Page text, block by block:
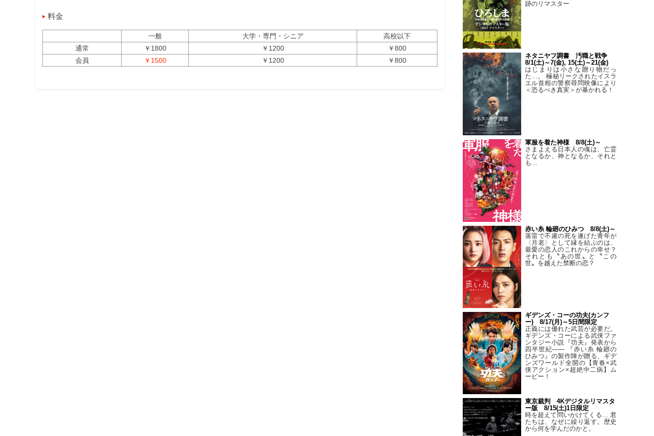
料金
一般 大学・専門・シニア
高校以下
通常
￥1800 ￥1200
￥800
会員
￥1500 ￥1200 ￥800
跡のリマスター
ネタニヤフ調書 汚職と戦争
8/1(土)～7(金), 15(土)～21(金)
はじまりは小さな贈り物だっ
た…。 極秘リークされたイスラ
エル首相の警察尋問映像により
＜恐るべき真実＞が暴かれる！
軍服を着た神様 8/8(土)～
さまよえる日本人の魂は、亡霊
となるか、神となるか、それと
も…
赤い糸 輪廻のひみつ 8/8(土)～
落雷で不慮の死を遂げた青年が
〈月老〉として縁を結ぶのは、
最愛の恋人のこれからの幸せ？
それとも〝あの世〟と〝この
世〟を越えた禁断の恋？
ギデンズ・コーの功夫(カンフ
ー) 8/17(月)～5日間限定
正義には優れた武芸が必要だ。
ギデンズ・コーによる武侠ファ
ンタジー小説『功夫』発表から
四半世紀―― 『赤い糸 輪廻の
ひみつ』の製作陣が贈る、ギデ
ンズワールド全開の【青春×武
侠アクション×超絶中二病】ム
ービー！
東京裁判 4Kデジタルリマスタ
ー版 8/15(土)1日限定
時を超えて問いかけてくる… 君
たちは、なぜに繰り返す。歴史
から何を学んだのかと。